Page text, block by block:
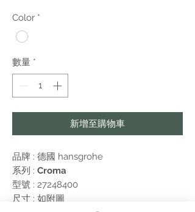
Color *
數量 *
新增至購物車
品牌 : 德國 hansgrohe
系列 : Croma
型號 : 27248400
尺寸 : 如附圖